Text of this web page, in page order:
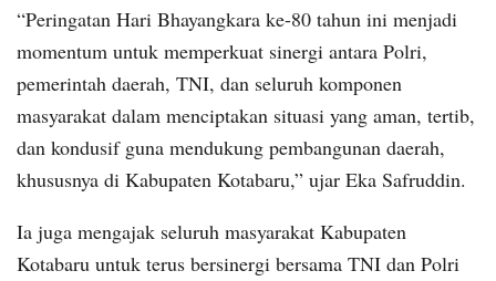
“Peringatan Hari Bhayangkara ke-80 tahun ini menjadi
momentum untuk memperkuat sinergi antara Polri,
pemerintah daerah, TNI, dan seluruh komponen
masyarakat dalam menciptakan situasi yang aman, tertib,
dan kondusif guna mendukung pembangunan daerah,
khususnya di Kabupaten Kotabaru,” ujar Eka Safruddin.
Ia juga mengajak seluruh masyarakat Kabupaten
Kotabaru untuk terus bersinergi bersama TNI dan Polri